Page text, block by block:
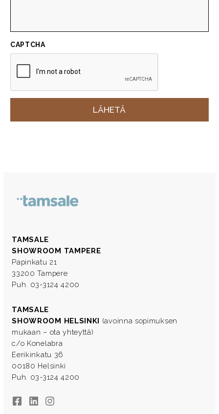
CAPTCHA
TAMSALE
SHOWROOM TAMPERE
Papinkatu 21
33200 Tampere
Puh. 03-3124 4200
TAMSALE
SHOWROOM HELSINKI (avoinna sopimuksen
mukaan – ota yhteyttä)
c/o Konelabra
Eerikinkatu 36
00180 Helsinki
Puh. 03-3124 4200
FacebookLinkedInInstagram